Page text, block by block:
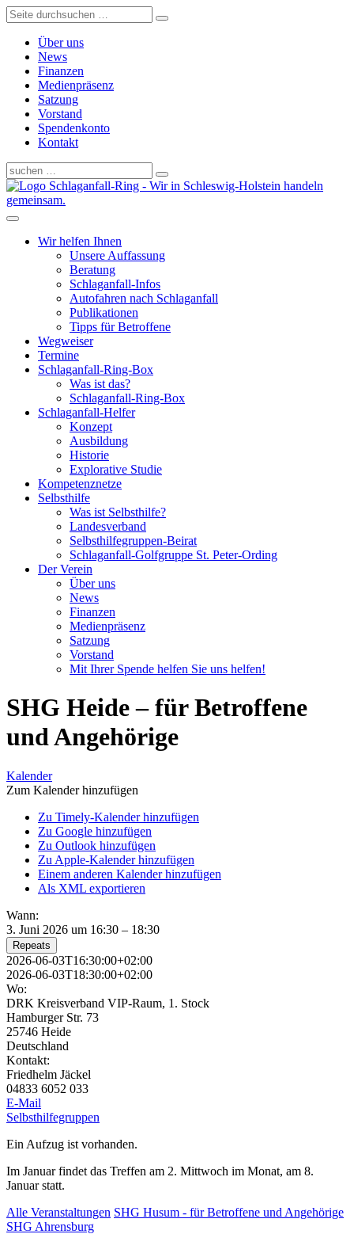
Über uns
News
Finanzen
Medienpräsenz
Satzung
Vorstand
Spendenkonto
Kontakt
Schlaganfall-Ring - Wir in Schleswig-Holstein handeln
gemeinsam.
Wir helfen Ihnen
Unsere Auffassung
Beratung
Schlaganfall-Infos
Autofahren nach Schlaganfall
Publikationen
Tipps für Betroffene
Wegweiser
Termine
Schlaganfall-Ring-Box
Was ist das?
Schlaganfall-Ring-Box
Schlaganfall-Helfer
Konzept
Ausbildung
Historie
Explorative Studie
Kompetenznetze
Selbsthilfe
Was ist Selbsthilfe?
Landesverband
Selbsthilfegruppen-Beirat
Schlaganfall-Golfgruppe St. Peter-Ording
Der Verein
Über uns
News
Finanzen
Medienpräsenz
Satzung
Vorstand
Mit Ihrer Spende helfen Sie uns helfen!
SHG Heide – für Betroffene
und Angehörige
Kalender
Zum Kalender hinzufügen
Zu Timely-Kalender hinzufügen
Zu Google hinzufügen
Zu Outlook hinzufügen
Zu Apple-Kalender hinzufügen
Einem anderen Kalender hinzufügen
Als XML exportieren
Wann:
3. Juni 2026 um 16:30 – 18:30
Repeats
2026-06-03T16:30:00+02:00
2026-06-03T18:30:00+02:00
Wo:
DRK Kreisverband VIP-Raum, 1. Stock
Hamburger Str. 73
25746 Heide
Deutschland
Kontakt:
Friedhelm Jäckel
04833 6052 033
E-Mail
Selbsthilfegruppen
Ein Aufzug ist vorhanden.
Im Januar findet das Treffen am 2. Mittwoch im Monat, am 8.
Januar statt.
Alle Veranstaltungen SHG Husum - für Betroffene und Angehörige
SHG Ahrensburg